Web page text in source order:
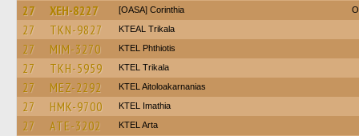
27 XEH-8227 [OASA] Corinthia
27 TKN-9827 KTEAL Trikala
27 MIM-3270 ΚΤΕL Phthiotis
27 TKH-5959 ΚΤΕL Τrikala
27 MEZ-2292 KTEL Aitoloakarnanias
27 HMK-9700 KTEL Imathia
27 ATE-3202 KTEL Arta